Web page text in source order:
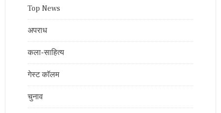
Top News
अपराध
कला-साहित्य
गेस्ट कॉलम
चुनाव